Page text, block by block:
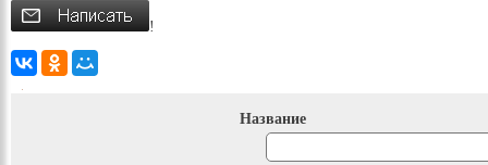
!
Название